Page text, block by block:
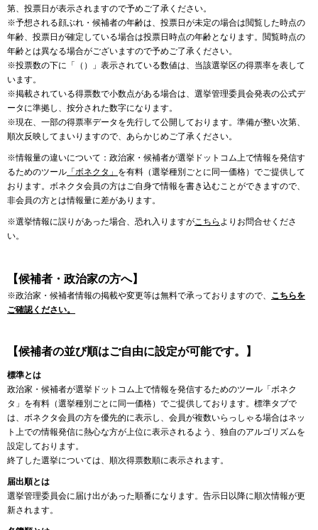
第、投票日が表示されますので予めご了承ください。
※予想される顔ぶれ・候補者の年齢は、投票日が未定の場合は閲覧した時点の
年齢、投票日が確定している場合は投票日時点の年齢となります。閲覧時点の
年齢とは異なる場合がございますので予めご了承ください。
※投票数の下に「（）」表示されている数値は、当該選挙区の得票率を表して
います。
※掲載されている得票数で小数点がある場合は、選挙管理委員会発表の公式デ
ータに準拠し、按分された数字になります。
※現在、一部の得票率データを先行して公開しております。準備が整い次第、
順次反映してまいりますので、あらかじめご了承ください。
※情報量の違いについて：政治家・候補者が選挙ドットコム上で情報を発信す
るためのツール 「ボネクタ」 を有料（選挙種別ごとに同一価格）でご提供して
おります。ボネクタ会員の方はご自身で情報を書き込むことができますので、
非会員の方とは情報量に差があります。
※選挙情報に誤りがあった場合、恐れ入りますがこちら よりお問合せくださ
い。
【候補者・政治家の方へ】
※政治家・候補者情報の掲載や変更等は無料で承っておりますので、 こちらを
ご確認ください。
【候補者の並び順はご自由に設定が可能です。】
標準とは
政治家・候補者が選挙ドットコム上で情報を発信するためのツール「ボネク
タ」を有料（選挙種別ごとに同一価格）でご提供しております。標準タブで
は、ボネクタ会員の方を優先的に表示し、会員が複数いらっしゃる場合はネッ
ト上での情報発信に熱心な方が上位に表示されるよう、独自のアルゴリズムを
設定しております。
終了した選挙については、順次得票数順に表示されます。
届出順とは
選挙管理委員会に届け出があった順番になります。告示日以降に順次情報が更
新されます。